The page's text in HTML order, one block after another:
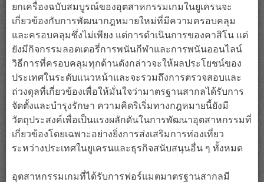
ยกเครื่องฉบับสมบูรณ์ของอุตสาหกรรมเกมในยูเครนจะ
เกี่ยวข้องกับการพัฒนากฎหมายใหม่ที่มีความครอบคลุม
และครอบคลุมซึ่งไม่เพียง แต่การดำเนินการของคาสิโน แต่
ยังมีกิจกรรมลอตเตอรี่การพนันกีฬาและการพนันออนไลน์
วิธีการที่ครอบคลุมทุกด้านดังกล่าวจะให้ผลประโยชน์ของ
ประเทศในระดับแนวหน้าและจะรวมถึงการตรวจสอบและ
ถ่วงดุลที่เกี่ยวข้องเพื่อให้มั่นใจว่ามาตรฐานสากลได้รับการ
จัดตั้งและบำรุงรักษา ความคิดริเริ่มทางกฎหมายนี้ยังมี
วัตถุประสงค์เพื่อเป็นแรงผลักดันในการพัฒนาอุตสาหกรรมที่
เกี่ยวข้องโดยเฉพาะอย่างยิ่งการส่งเสริมการท่องเที่ยว
ระหว่างประเทศในยูเครนและธุรกิจสนับสนุนอื่น ๆ ทั้งหมด
อุตสาหกรรมเกมที่ได้รับการฟอร์แมตมาตรฐานสากลมี